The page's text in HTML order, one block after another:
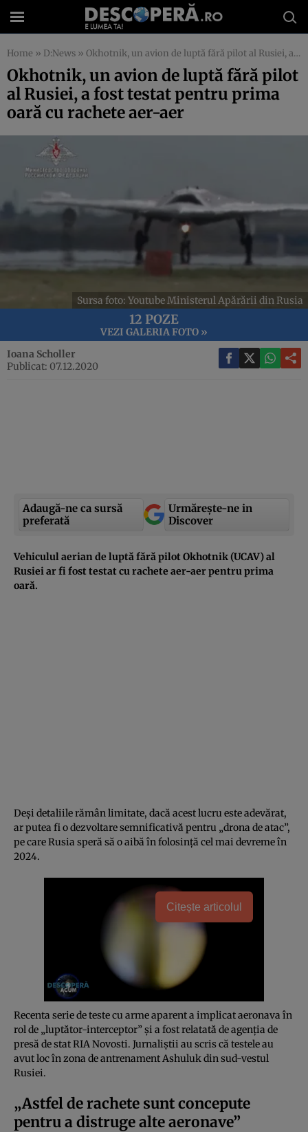
Home » D:News » Okhotnik, un avion de luptă fără pilot al Rusiei, a fost testat pentru prima oară cu rachete aer-aer
Okhotnik, un avion de luptă fără pilot
al Rusiei, a fost testat pentru prima
oară cu rachete aer-aer
Sursa foto: Youtube Ministerul Apărării din Rusia
12 POZE
VEZI GALERIA FOTO »
Ioana Scholler
Publicat: 07.12.2020
Adaugă-ne ca sursă
preferată
Urmărește-ne in
Discover
Vehiculul aerian de luptă fără pilot Okhotnik (UCAV) al
Rusiei ar fi fost testat cu rachete aer-aer pentru prima
oară.
Deși detaliile rămân limitate, dacă acest lucru este adevărat,
ar putea fi o dezvoltare semnificativă pentru „drona de atac”,
pe care Rusia speră să o aibă în folosință cel mai devreme în
2024.
Citește articolul
Recenta serie de teste cu arme aparent a implicat aeronava în
rol de „luptător-interceptor” și a fost relatată de agenția de
presă de stat RIA Novosti. Jurnaliștii au scris că testele au
avut loc în zona de antrenament Ashuluk din sud-vestul
Rusiei.
„Astfel de rachete sunt concepute
pentru a distruge alte aeronave”